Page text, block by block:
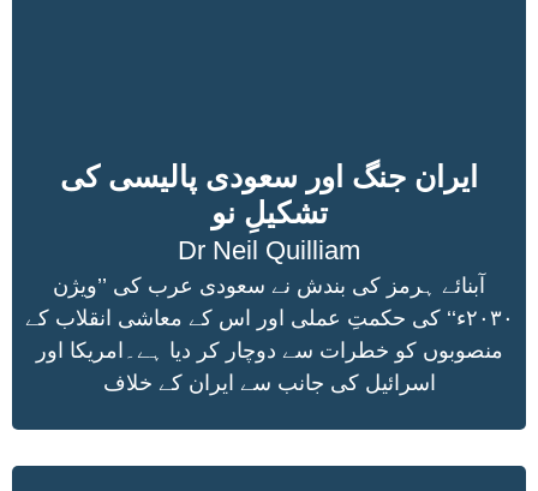
ایران جنگ اور سعودی پالیسی کی
تشکیلِ نو
Dr Neil Quilliam
آبنائے ہرمز کی بندش نے سعودی عرب کی ’’ویژن
۲۰۳۰ء‘‘ کی حکمتِ عملی اور اس کے معاشی انقلاب کے
منصوبوں کو خطرات سے دوچار کر دیا ہے۔امریکا اور
اسرائیل کی جانب سے ایران کے خلاف